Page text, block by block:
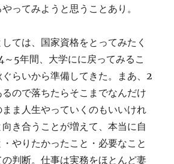
ってみようと思うことあり。
ては、国家資格をとってみたく
5年間、大学にに戻ってみるこ
らいから準備してきた。まあ、2
ので落ちたらそこまでなんだけ
ま人生やっていくのもいいけれ
き合うことが増えて、本当に自
やりたかったこと・必要なこと
判断。仕事は実務をほとんど妻